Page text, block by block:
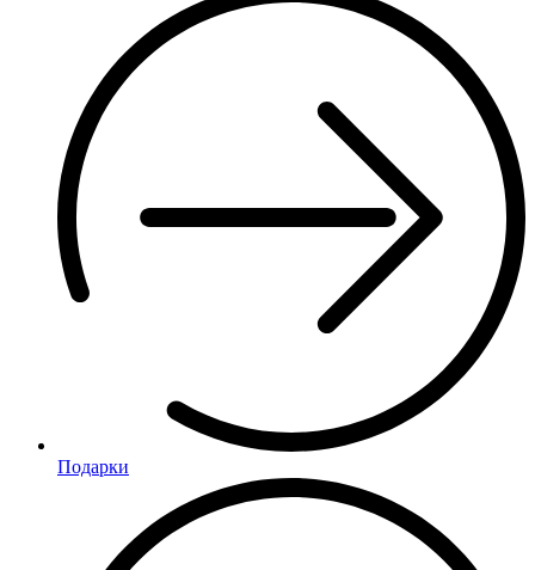
Подарки